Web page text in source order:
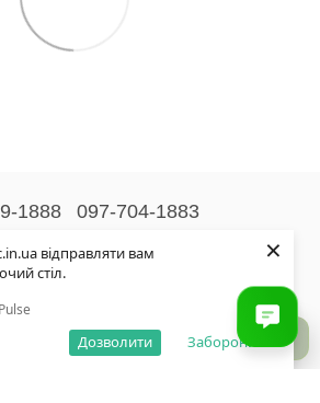
відправляти вам
стіл.
Заборонити
Дозволити
×
1888 097-704-1883
інформація
© 2026